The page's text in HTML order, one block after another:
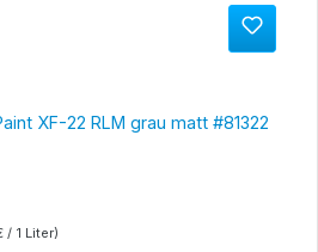
XF-22 RLM grau matt #81322
/ 1 Liter)